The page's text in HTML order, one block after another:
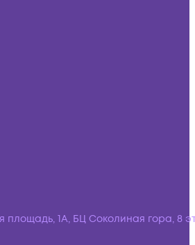
площадь, 1А, БЦ Соколиная гора, 8